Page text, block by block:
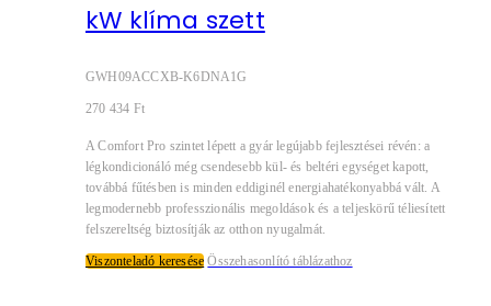
kW klíma szett
GWH09ACCXB-K6DNA1G
270 434 Ft
A Comfort Pro szintet lépett a gyár legújabb fejlesztései révén: a
légkondicionáló még csendesebb kül- és beltéri egységet kapott,
továbbá fűtésben is minden eddiginél energiahatékonyabbá vált. A
legmodernebb professzionális megoldások és a teljeskörű téliesített
felszereltség biztosítják az otthon nyugalmát.
Viszonteladó keresése Összehasonlító táblázathoz